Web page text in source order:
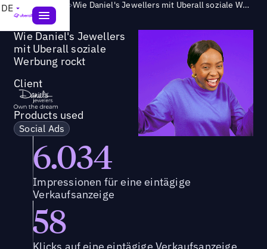
DE Success Story > Wie Daniel's Jewellers mit Uberall soziale Werbung rockt
Wie Daniel's Jewellers
mit Uberall soziale
Werbung rockt
Client
Products used
Social Ads
6.034
Impressionen für eine eintägige
Verkaufsanzeige
58
Klicks auf eine eintägige Verkaufsanzeige